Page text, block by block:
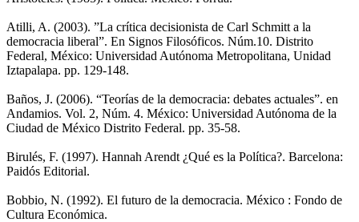
Atilli, A. (2003). ”La crítica decisionista de Carl Schmitt a la
democracia liberal”. En Signos Filosóficos. Núm.10. Distrito
Federal, México: Universidad Autónoma Metropolitana, Unidad
Iztapalapa. pp. 129-148.
Baños, J. (2006). “Teorías de la democracia: debates actuales”. en
Andamios. Vol. 2, Núm. 4. México: Universidad Autónoma de la
Ciudad de México Distrito Federal. pp. 35-58.
Birulés, F. (1997). Hannah Arendt ¿Qué es la Política?. Barcelona:
Paidós Editorial.
Bobbio, N. (1992). El futuro de la democracia. México : Fondo de
Cultura Económica.